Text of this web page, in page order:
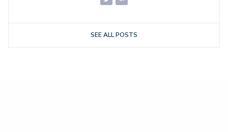
SEE ALL POSTS